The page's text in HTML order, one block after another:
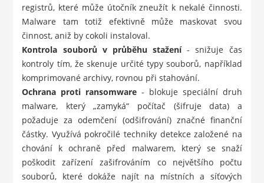
registrů, které může útočník zneužít k nekalé činnosti.
Malware tam totiž efektivně může maskovat svou
činnost, aniž by cokoli instaloval.
Kontrola souborů v průběhu stažení- snižuje čas
kontroly tím, že skenuje určité typy souborů, například
komprimované archivy, rovnou při stahování.
Ochrana proti ransomware - blokuje speciální druh
malware, který „zamyká“ počítač (šifruje data) a
požaduje za odemčení (odšifrování) značné finanční
částky. Využívá pokročilé techniky detekce založené na
chování k ochraně před malwarem, který se snaží
poškodit zařízení zašifrováním co největšího počtu
souborů, které dokáže najít na místních a síťových